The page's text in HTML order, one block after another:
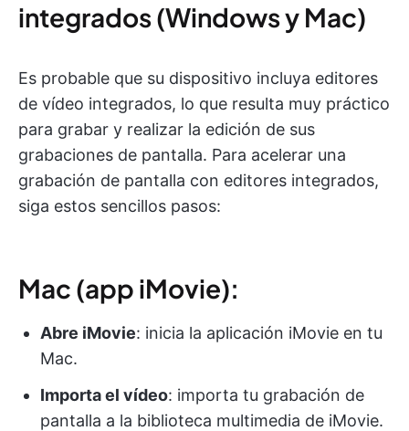
integrados (Windows y Mac)
Es probable que su dispositivo incluya editores
de vídeo integrados, lo que resulta muy práctico
para grabar y realizar la edición de sus
grabaciones de pantalla. Para acelerar una
grabación de pantalla con editores integrados,
siga estos sencillos pasos:
Mac (app iMovie):
Abre iMovie: inicia la aplicación iMovie en tu
Mac.
Importa el vídeo: importa tu grabación de
pantalla a la biblioteca multimedia de iMovie.